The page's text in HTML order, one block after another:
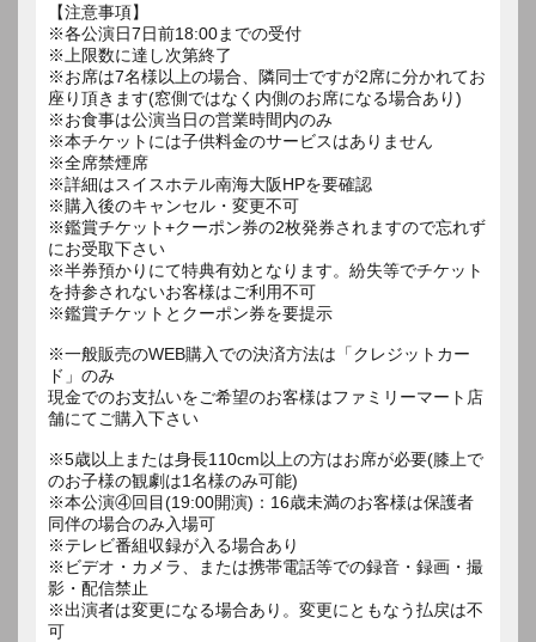
【注意事項】
※各公演日7日前18:00までの受付
※上限数に達し次第終了
※お席は7名様以上の場合、隣同士ですが2席に分かれてお
座り頂きます(窓側ではなく内側のお席になる場合あり)
※お食事は公演当日の営業時間内のみ
※本チケットには子供料金のサービスはありません
※全席禁煙席
※詳細はスイスホテル南海大阪HPを要確認
※購入後のキャンセル・変更不可
※鑑賞チケット+クーポン券の2枚発券されますので忘れず
にお受取下さい
※半券預かりにて特典有効となります。紛失等でチケット
を持参されないお客様はご利用不可
※鑑賞チケットとクーポン券を要提示
※一般販売のWEB購入での決済方法は「クレジットカー
ド」のみ
現金でのお支払いをご希望のお客様はファミリーマート店
舗にてご購入下さい
※5歳以上または身長110cm以上の方はお席が必要(膝上で
のお子様の観劇は1名様のみ可能)
※本公演④回目(19:00開演)：16歳未満のお客様は保護者
同伴の場合のみ入場可
※テレビ番組収録が入る場合あり
※ビデオ・カメラ、または携帯電話等での録音・録画・撮
影・配信禁止
※出演者は変更になる場合あり。変更にともなう払戻は不
可